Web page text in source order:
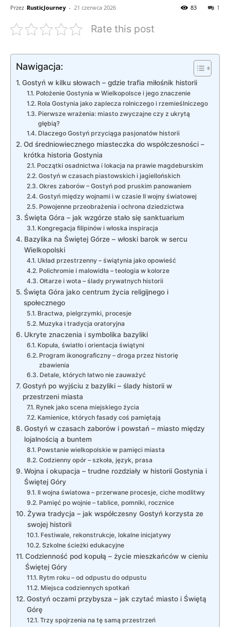
Przez RusticJourney - 21 czerwca 2026 1
83
Rate this post
Nawigacja:
Gostyń w kilku słowach – gdzie trafia miłośnik historii
Położenie Gostynia w Wielkopolsce i jego znaczenie
Rola Gostynia jako zaplecza rolniczego i rzemieślniczego
Pierwsze wrażenia: miasto zwyczajne czy z ukrytą
głębią?
Dlaczego Gostyń przyciąga pasjonatów historii
Od średniowiecznego miasteczka do współczesności –
krótka historia Gostynia
Początki osadnictwa i lokacja na prawie magdeburskim
Gostyń w czasach piastowskich i jagiellońskich
Okres zaborów – Gostyń pod pruskim panowaniem
Gostyń między wojnami i w czasie II wojny światowej
Powojenne przeobrażenia i ochrona dziedzictwa
Święta Góra – jak wzgórze stało się sanktuarium
Kongregacja filipinów i włoska inspiracja
Bazylika na Świętej Górze – włoski barok w sercu
Wielkopolski
Układ przestrzenny – świątynia jako opowieść
Polichromie i malowidła – teologia w kolorze
Ołtarze i wota – ślady prywatnych historii
Święta Góra jako centrum życia religijnego i
społecznego
Bractwa, pielgrzymki, procesje
Muzyka i tradycja oratoryjna
Ukryte znaczenia i symbolika bazyliki
Kopuła, światło i orientacja świątyni
Program ikonograficzny – droga przez historię
zbawienia
Detale, których łatwo nie zauważyć
Gostyń po wyjściu z bazyliki – ślady historii w
przestrzeni miasta
Rynek jako scena miejskiego życia
Kamienice, których fasady coś pamiętają
Gostyń w czasach zaborów i powstań – miasto między
lojalnością a buntem
Powstanie wielkopolskie w pamięci miasta
Codzienny opór – szkoła, język, prasa
Wojna i okupacja – trudne rozdziały w historii Gostynia i
Świętej Góry
II wojna światowa – przerwane procesje, ciche modlitwy
Pamięć po wojnie – tablice, pomniki, rocznice
Żywa tradycja – jak współczesny Gostyń korzysta ze
swojej historii
Festiwale, rekonstrukcje, lokalne inicjatywy
Szkolne ścieżki edukacyjne
Codzienność pod kopułą – życie mieszkańców w cieniu
Świętej Góry
Rytm roku – od odpustu do odpustu
Miejsca codziennych spotkań
Gostyń oczami przybysza – jak czytać miasto i Świętą
Górę
Trzy spojrzenia na tę samą przestrzeń